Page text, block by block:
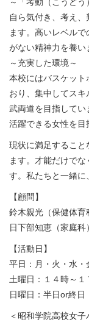
自ら気付き、考え
ます。高いレベル
がない精神力を養い
～充実した環境～
本校にはバスケッ
おり、集中してス
武両道を目指して
活躍できる女性を目
現状に満足するこ
ます。才能だけで
す。私たちと一緒に
【顧問】
鈴木親光（保健体育
日下部知恵（家庭科）
【活動日】
平日：月・火・水
土曜日：１４時～１
日曜日：半日or終日
＜昭和学院高校女